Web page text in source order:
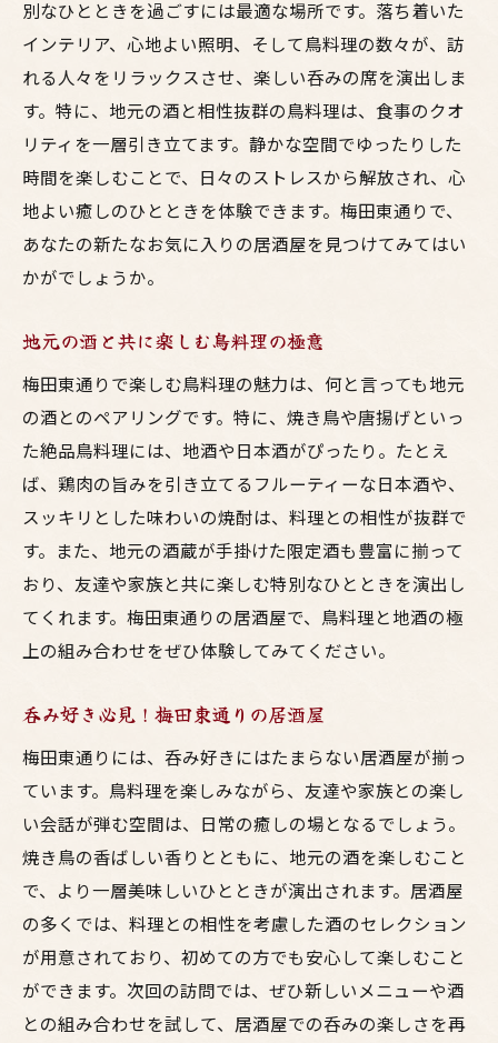
別なひとときを過ごすには最適な場所です。落ち着いた
インテリア、心地よい照明、そして鳥料理の数々が、訪
れる人々をリラックスさせ、楽しい呑みの席を演出しま
す。特に、地元の酒と相性抜群の鳥料理は、食事のクオ
リティを一層引き立てます。静かな空間でゆったりした
時間を楽しむことで、日々のストレスから解放され、心
地よい癒しのひとときを体験できます。梅田東通りで、
あなたの新たなお気に入りの居酒屋を見つけてみてはい
かがでしょうか。
地元の酒と共に楽しむ鳥料理の極意
梅田東通りで楽しむ鳥料理の魅力は、何と言っても地元
の酒とのペアリングです。特に、焼き鳥や唐揚げといっ
た絶品鳥料理には、地酒や日本酒がぴったり。たとえ
ば、鶏肉の旨みを引き立てるフルーティーな日本酒や、
スッキリとした味わいの焼酎は、料理との相性が抜群で
す。また、地元の酒蔵が手掛けた限定酒も豊富に揃って
おり、友達や家族と共に楽しむ特別なひとときを演出し
てくれます。梅田東通りの居酒屋で、鳥料理と地酒の極
上の組み合わせをぜひ体験してみてください。
呑み好き必見！梅田東通りの居酒屋
梅田東通りには、呑み好きにはたまらない居酒屋が揃っ
ています。鳥料理を楽しみながら、友達や家族との楽し
い会話が弾む空間は、日常の癒しの場となるでしょう。
焼き鳥の香ばしい香りとともに、地元の酒を楽しむこと
で、より一層美味しいひとときが演出されます。居酒屋
の多くでは、料理との相性を考慮した酒のセレクション
が用意されており、初めての方でも安心して楽しむこと
ができます。次回の訪問では、ぜひ新しいメニューや酒
との組み合わせを試して、居酒屋での呑みの楽しさを再